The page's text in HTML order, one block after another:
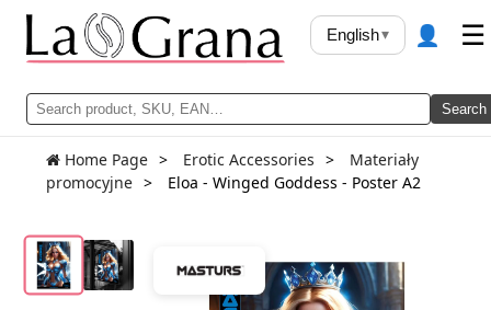
Search
English▾ 👤 ☰
Home Page Erotic Accessories
Materiały
promocyjne
Eloa - Winged Goddess - Poster A2